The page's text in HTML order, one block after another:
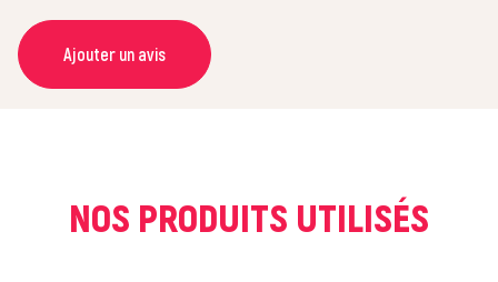
Ajouter un avis
NOM *
NOS PRODUITS UTILISÉS